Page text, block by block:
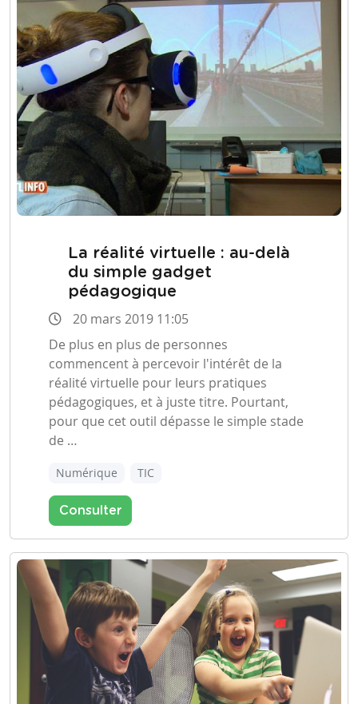
La réalité virtuelle : au-delà
du simple gadget
pédagogique
20 mars 2019 11:05
De plus en plus de personnes
commencent à percevoir l'intérêt de la
réalité virtuelle pour leurs pratiques
pédagogiques, et à juste titre. Pourtant,
pour que cet outil dépasse le simple stade
de …
Numérique TIC
Consulter